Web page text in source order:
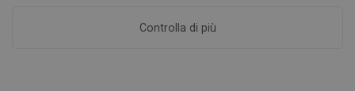
Controlla di più